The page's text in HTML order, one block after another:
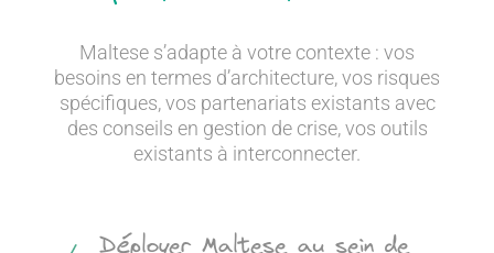
Maltese s’adapte à votre contexte : vos
besoins en termes d’architecture, vos risques
spécifiques, vos partenariats existants avec
des conseils en gestion de crise, vos outils
existants à interconnecter.
Déployer Maltese au sein de